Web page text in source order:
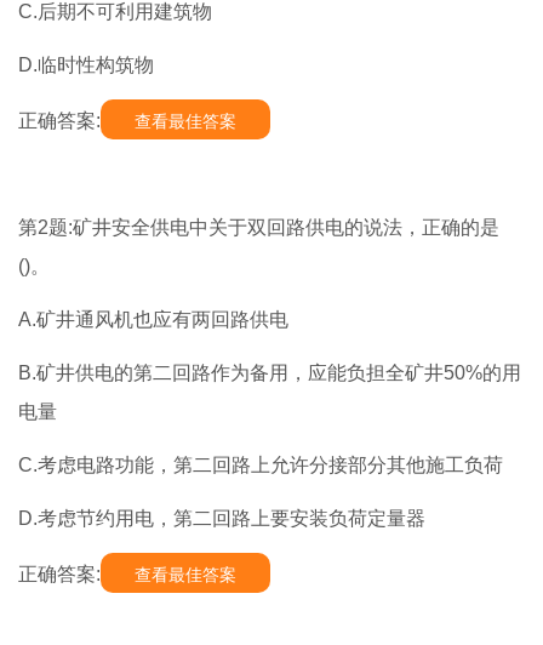
C.后期不可利用建筑物
D.临时性构筑物
正确答案: 查看最佳答案
第2题:矿井安全供电中关于双回路供电的说法，正确的是
()。
A.矿井通风机也应有两回路供电
B.矿井供电的第二回路作为备用，应能负担全矿井50%的用
电量
C.考虑电路功能，第二回路上允许分接部分其他施工负荷
D.考虑节约用电，第二回路上要安装负荷定量器
正确答案: 查看最佳答案